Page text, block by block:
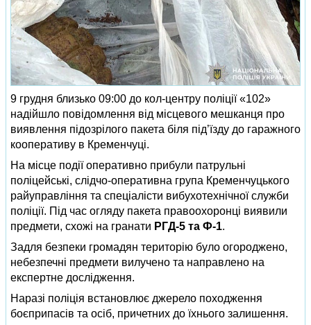
9 грудня близько 09:00 до кол-центру поліції «102»
надійшло повідомлення від місцевого мешканця про
виявлення підозрілого пакета біля під’їзду до гаражного
кооперативу в Кременчуці.
На місце події оперативно прибули патрульні
поліцейські, слідчо-оперативна група Кременчуцького
райуправління та спеціалісти вибухотехнічної служби
поліції. Під час огляду пакета правоохоронці виявили
предмети, схожі на гранати РГД-5 та Ф-1.
Задля безпеки громадян територію було огороджено,
небезпечні предмети вилучено та направлено на
експертне дослідження.
Наразі поліція встановлює джерело походження
боєприпасів та осіб, причетних до їхнього залишення.